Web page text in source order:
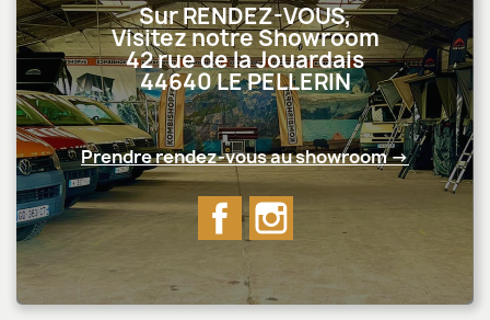
Sur RENDEZ-VOUS,
Visitez notre Showroom
42 rue de la Jouardais
44640 LE PELLERIN
Prendre rendez-vous au showroom →
FacebookInstagram